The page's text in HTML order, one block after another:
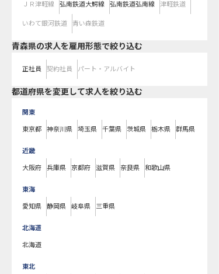
ＪＲ津軽線 弘南鉄道大鰐線 弘南鉄道弘南線 津軽鉄道
いわて銀河鉄道 青い森鉄道
青森県の求人を雇用形態で絞り込む
正社員 契約社員 パート・アルバイト
都道府県を変更して求人を絞り込む
関東
東京都 神奈川県 埼玉県 千葉県 茨城県 栃木県 群馬県
近畿
大阪府 兵庫県 京都府 滋賀県 奈良県 和歌山県
東海
愛知県 静岡県 岐阜県 三重県
北海道
北海道
東北